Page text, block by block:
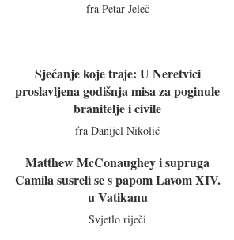
fra Petar Jeleč
Sjećanje koje traje: U Neretvici
proslavljena godišnja misa za poginule
branitelje i civile
fra Danijel Nikolić
Matthew McConaughey i supruga
Camila susreli se s papom Lavom XIV.
u Vatikanu
Svjetlo riječi